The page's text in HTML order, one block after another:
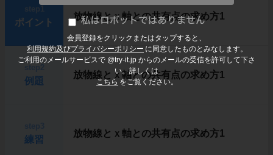
会員登録をクリックまたはタップすると、
利用規約及びプライバシーポリシー に同意したものとみなします。
ご利用のメールサービスで @try-it.jp からのメールの受信を許可して下さ
い。詳しくは
こちら をご覧ください。
ポイント
放物線とｘ軸との共有点の求め方1
例題
放物線とｘ軸との共有点の求め方1
練習
放物線とｘ軸との共有点の求め方1